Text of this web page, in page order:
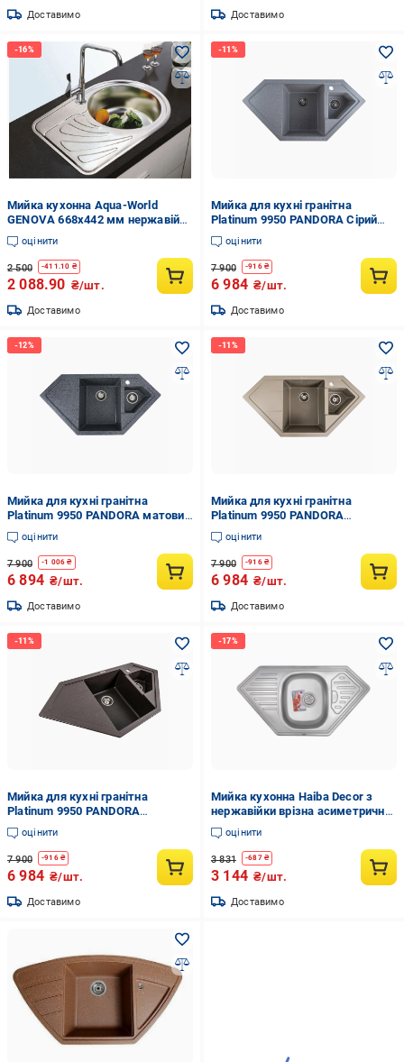
Доставимо Доставимо
Мийка кухонна Aqua-World
GENOVA 668х442 мм нержавійка
матова 0,8 мм врізна права
оцінити
2 500 -411.10 ₴
2 088.90 ₴/шт.
Доставимо
Мийка для кухні гранітна
Platinum 9950 PANDORA Сірий
(9050-10)
оцінити
7 900 -916₴
6 984 ₴/шт.
Доставимо
Мийка для кухні гранітна
Platinum 9950 PANDORA матовий
(9950-7)
оцінити
7 900 -1 006 ₴
6 894 ₴/шт.
Доставимо
Мийка для кухні гранітна
Platinum 9950 PANDORA
Титановий матовий (950-22)
оцінити
7 900 -916₴
6 984 ₴/шт.
Доставимо
Мийка для кухні гранітна
Platinum 9950 PANDORA
Гренадин матовий (9950-33)
оцінити
7 900 -916₴
6 984 ₴/шт.
Доставимо
Мийка кухонна Haiba Decor з
нержавійки врізна асиметрична
95x50 см (HB0574)
оцінити
3 831 -687₴
3 144 ₴/шт.
Доставимо